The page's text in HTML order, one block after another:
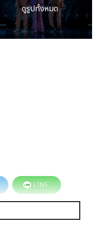
ดูรูปทั้งหมด
LINE